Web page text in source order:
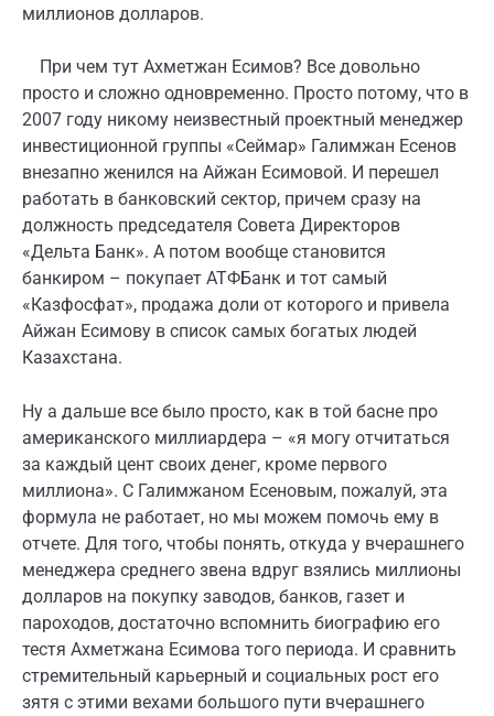
миллионов долларов.
При чем тут Ахметжан Есимов? Все довольно
просто и сложно одновременно. Просто потому, что в
2007 году никому неизвестный проектный менеджер
инвестиционной группы «Сеймар» Галимжан Есенов
внезапно женился на Айжан Есимовой. И перешел
работать в банковский сектор, причем сразу на
должность председателя Совета Директоров
«Дельта Банк». А потом вообще становится
банкиром – покупает АТФБанк и тот самый
«Казфосфат», продажа доли от которого и привела
Айжан Есимову в список самых богатых людей
Казахстана.
Ну а дальше все было просто, как в той басне про
американского миллиардера – «я могу отчитаться
за каждый цент своих денег, кроме первого
миллиона». С Галимжаном Есеновым, пожалуй, эта
формула не работает, но мы можем помочь ему в
отчете. Для того, чтобы понять, откуда у вчерашнего
менеджера среднего звена вдруг взялись миллионы
долларов на покупку заводов, банков, газет и
пароходов, достаточно вспомнить биографию его
тестя Ахметжана Есимова того периода. И сравнить
стремительный карьерный и социальных рост его
зятя с этими вехами большого пути вчерашнего